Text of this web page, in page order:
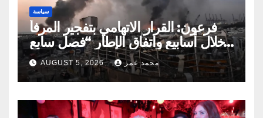
سياسة
فرعون: القرار الاتهامي بتفجير المرفأ
خلال أسابيع واتفاق الإطار “فصل سابع
ونصف”
AUGUST 5, 2026 محمد عمر